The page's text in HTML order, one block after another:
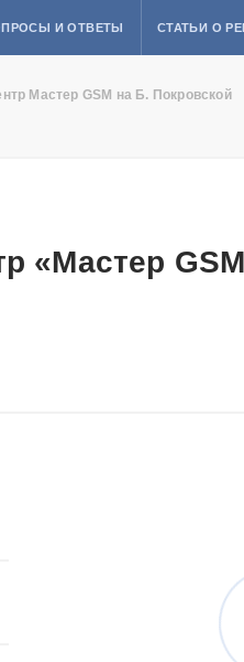
И ОТВЕТЫ СТАТЬИ О
Мастер GSM на Б. Покровской
«Мастер